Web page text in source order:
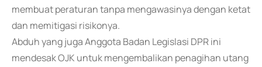
membuat peraturan tanpa mengawasinya dengan ketat
dan memitigasi risikonya.
Abduh yang juga Anggota Badan Legislasi DPR ini
mendesak OJK untuk mengembalikan penagihan utang